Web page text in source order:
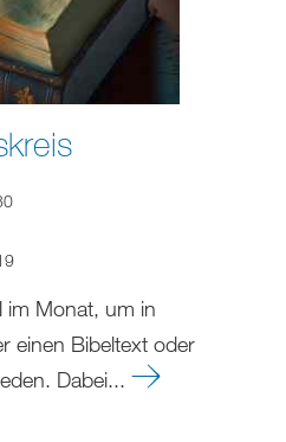
im Monat, um in
einen Bibeltext oder
Dabei...